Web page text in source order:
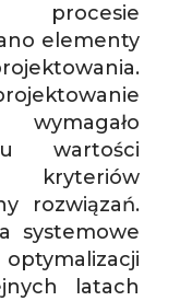
elementy
wartości
rozwiązań.
systemowe
latach